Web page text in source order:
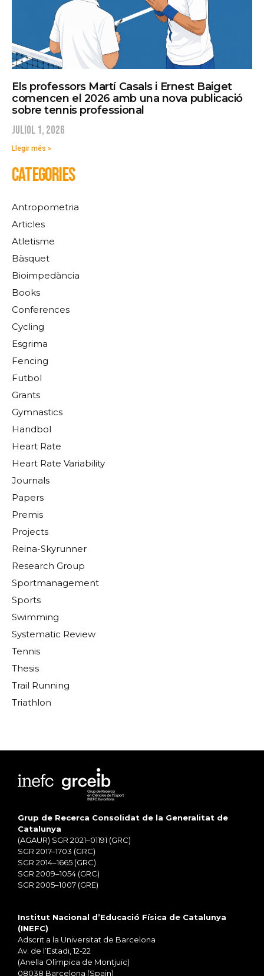
Els professors Martí Casals i Ernest Baiget
comencen el 2026 amb una nova publicació
sobre tennis professional
juliol 1, 2026
Llegir més »
CATEGORIES
Antropometria
Articles
Atletisme
Bàsquet
Bioimpedància
Books
Conferences
Cycling
Esgrima
Fencing
Futbol
Grants
Gymnastics
Handbol
Heart Rate
Heart Rate Variability
Journals
Papers
Premis
Projects
Reina-Skyrunner
Research Group
Sportmanagement
Sports
Swimming
Systematic Review
Tennis
Thesis
Trail Running
Triathlon
Grup de Recerca Consolidat de la Generalitat de
Catalunya
(AGAUR) SGR 2021–01191 (GRC)
SGR 2017–1703 (GRC)
SGR 2014–1665 (GRC)
SGR 2009–1054 (GRC)
SGR 2005–1007 (GRE)
Institut Nacional d’Educació Física de Catalunya
(INEFC)
Adscrit a la Universitat de Barcelona
Av. de l’Estadi, 12-22
(Anella Olímpica de Montjuïc)
08038 Barcelona (Spain)